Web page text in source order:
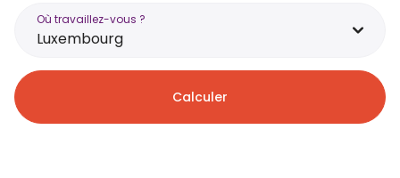
Où travaillez-vous ?
Luxembourg
Calculer